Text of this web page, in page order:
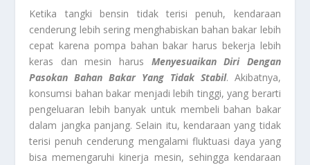
Ketika tangki bensin tidak terisi penuh, kendaraan
cenderung lebih sering menghabiskan bahan bakar lebih
cepat karena pompa bahan bakar harus bekerja lebih
keras dan mesin harus Menyesuaikan Diri Dengan
Pasokan Bahan Bakar Yang Tidak Stabil. Akibatnya,
konsumsi bahan bakar menjadi lebih tinggi, yang berarti
pengeluaran lebih banyak untuk membeli bahan bakar
dalam jangka panjang. Selain itu, kendaraan yang tidak
terisi penuh cenderung mengalami fluktuasi daya yang
bisa memengaruhi kinerja mesin, sehingga kendaraan